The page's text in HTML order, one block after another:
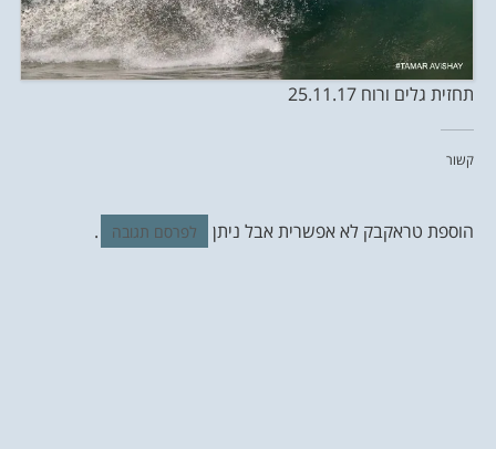
תחזית גלים ורוח 25.11.17
קשור
הוספת טראקבק לא אפשרית אבל ניתן לפרסם תגובה .